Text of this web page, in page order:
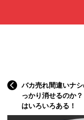
バカ売れ間違いナ
っかり消せるのか
はいろいろある！